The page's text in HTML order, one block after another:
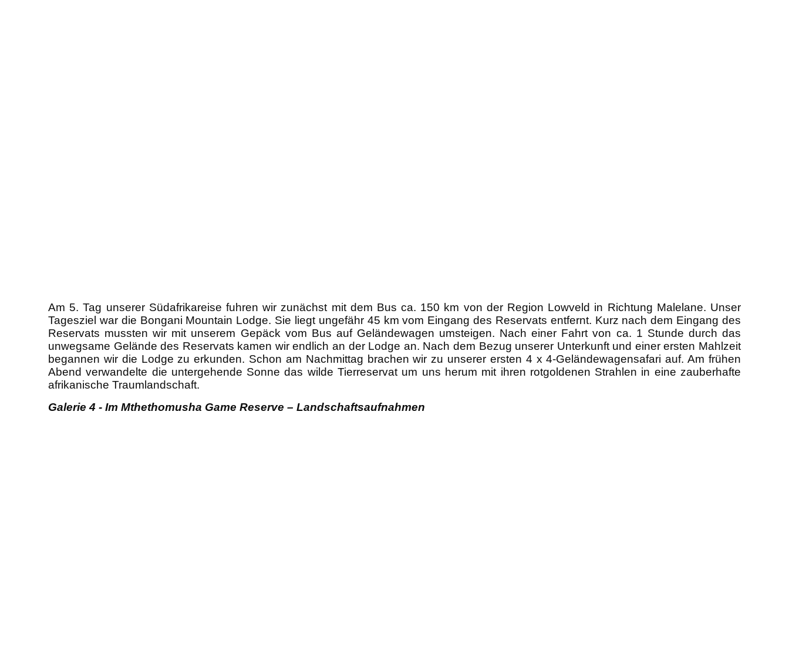
Am 5. Tag unserer Südafrikareise fuhren wir zunächst mit dem Bus ca. 150 km von der Region Lowveld in Richtung Malelane. Unser
Tagesziel war die Bongani Mountain Lodge. Sie liegt ungefähr 45 km vom Eingang des Reservats entfernt. Kurz nach dem Eingang des
Reservats mussten wir mit unserem Gepäck vom Bus auf Geländewagen umsteigen. Nach einer Fahrt von ca. 1 Stunde durch das
unwegsame Gelände des Reservats kamen wir endlich an der Lodge an. Nach dem Bezug unserer Unterkunft und einer ersten Mahlzeit
begannen wir die Lodge zu erkunden. Schon am Nachmittag brachen wir zu unserer ersten 4 x 4-Geländewagensafari auf. Am frühen
Abend verwandelte die untergehende Sonne das wilde Tierreservat um uns herum mit ihren rotgoldenen Strahlen in eine zauberhafte
afrikanische Traumlandschaft.
Galerie 4 - Im Mthethomusha Game Reserve – Landschaftsaufnahmen